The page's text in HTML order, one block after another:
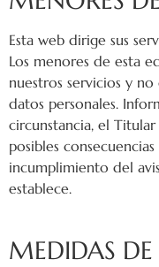
Esta web dirige sus
Los menores de esta
nuestros servicios y
datos personales.
circunstancia, el
posibles
incumplimiento del
establece.
MEDIDAS DE